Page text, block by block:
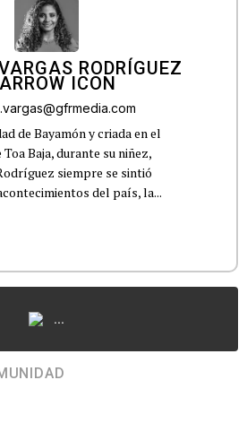
RODRÍGUEZ
de Bayamón y criada en el
Baja, durante su niñez,
siempre se sintió
del país, la...
...